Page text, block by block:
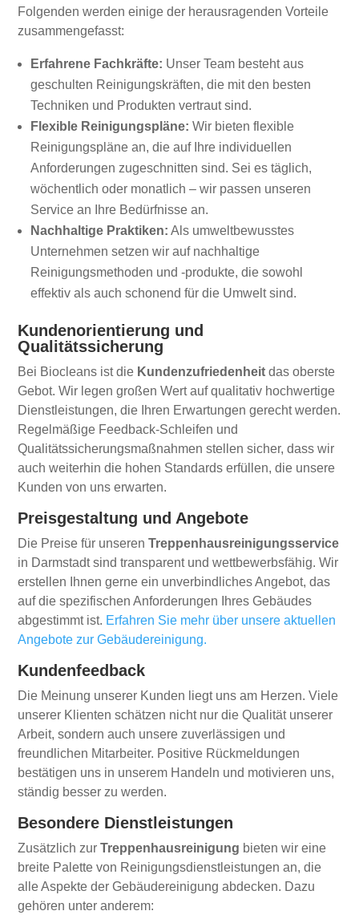
Folgenden werden einige der herausragenden Vorteile
zusammengefasst:
Erfahrene Fachkräfte: Unser Team besteht aus
geschulten Reinigungskräften, die mit den besten
Techniken und Produkten vertraut sind.
Flexible Reinigungspläne: Wir bieten flexible
Reinigungspläne an, die auf Ihre individuellen
Anforderungen zugeschnitten sind. Sei es täglich,
wöchentlich oder monatlich – wir passen unseren
Service an Ihre Bedürfnisse an.
Nachhaltige Praktiken: Als umweltbewusstes
Unternehmen setzen wir auf nachhaltige
Reinigungsmethoden und -produkte, die sowohl
effektiv als auch schonend für die Umwelt sind.
Kundenorientierung und
Qualitätssicherung
Bei Biocleans ist die Kundenzufriedenheit das oberste
Gebot. Wir legen großen Wert auf qualitativ hochwertige
Dienstleistungen, die Ihren Erwartungen gerecht werden.
Regelmäßige Feedback-Schleifen und
Qualitätssicherungsmaßnahmen stellen sicher, dass wir
auch weiterhin die hohen Standards erfüllen, die unsere
Kunden von uns erwarten.
Preisgestaltung und Angebote
Die Preise für unserenTreppenhausreinigungsservice
in Darmstadt sind transparent und wettbewerbsfähig. Wir
erstellen Ihnen gerne ein unverbindliches Angebot, das
auf die spezifischen Anforderungen Ihres Gebäudes
abgestimmt ist. Erfahren Sie mehr über unsere aktuellen
Angebote zur Gebäudereinigung.
Kundenfeedback
Die Meinung unserer Kunden liegt uns am Herzen. Viele
unserer Klienten schätzen nicht nur die Qualität unserer
Arbeit, sondern auch unsere zuverlässigen und
freundlichen Mitarbeiter. Positive Rückmeldungen
bestätigen uns in unserem Handeln und motivieren uns,
ständig besser zu werden.
Besondere Dienstleistungen
Zusätzlich zurTreppenhausreinigung bieten wir eine
breite Palette von Reinigungsdienstleistungen an, die
alle Aspekte der Gebäudereinigung abdecken. Dazu
gehören unter anderem: